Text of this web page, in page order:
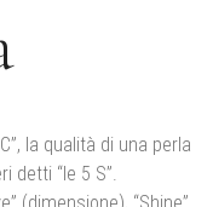
la qualità di una perla
detti “le 5 S”.